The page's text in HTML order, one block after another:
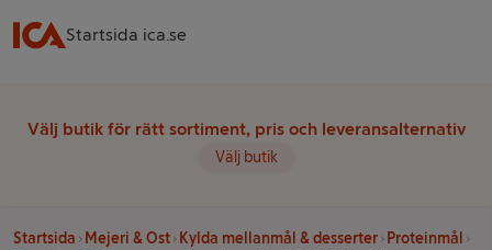
Startsida ica.se
Välj butik för rätt sortiment, pris och leveransalternativ
Välj butik
Startsida Mejeri & Ost Kylda mellanmål & desserter
Proteinmål